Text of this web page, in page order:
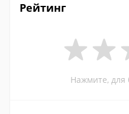
Рейтинг
Нажмите, для